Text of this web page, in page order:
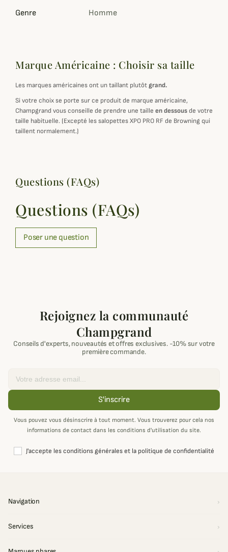
Genre Homme
Marque Américaine : Choisir sa taille
Les marques américaines ont un taillant plutôt grand.
Si votre choix se porte sur ce produit de marque américaine,
Champgrand vous conseille de prendre une taille en dessousde votre
taille habituelle. (Excepté les salopettes XPO PRO RF de Browning qui
taillent normalement.)
Questions (FAQs)
Questions (FAQs)
Poser une question
Rejoignez la communauté
Champgrand
Conseils d'experts, nouveautés et offres exclusives. -10% sur votre
première commande.
S'inscrire
Vous pouvez vous désinscrire à tout moment. Vous trouverez pour cela nos
informations de contact dans les conditions d'utilisation du site.
J'accepte les conditions générales et la politique de confidentialité
Navigation
Services